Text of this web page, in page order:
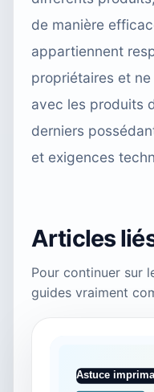
de manière
appartiennent
propriétaires et
avec les produits
derniers
et exigences
Articles
Pour continuer sur
guides vraiment